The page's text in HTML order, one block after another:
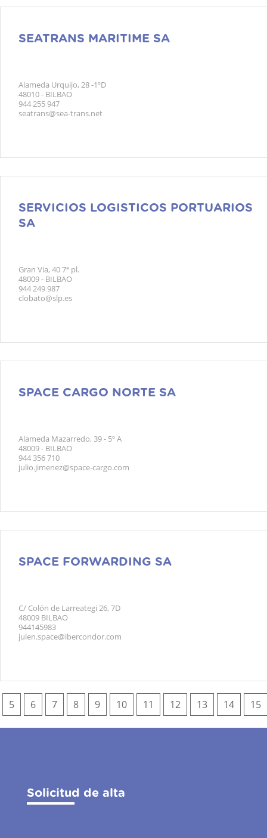
SEATRANS MARITIME SA
Alameda Urquijo, 28 -1ºD
48010 - BILBAO
944 255 947
seatrans@sea-trans.net
SERVICIOS LOGISTICOS PORTUARIOS
SA
Gran Via, 40 7ª pl.
48009 - BILBAO
944 249 987
clobato@slp.es
SPACE CARGO NORTE SA
Alameda Mazarredo, 39 - 5º A
48009 - BILBAO
944 356 710
julio.jimenez@space-cargo.com
SPACE FORWARDING SA
C/ Colón de Larreategi 26, 7D
48009 BILBAO
944145983
julen.space@ibercondor.com
5 6 7 8 9 10 11 12 13 14 15
Solicitud de alta